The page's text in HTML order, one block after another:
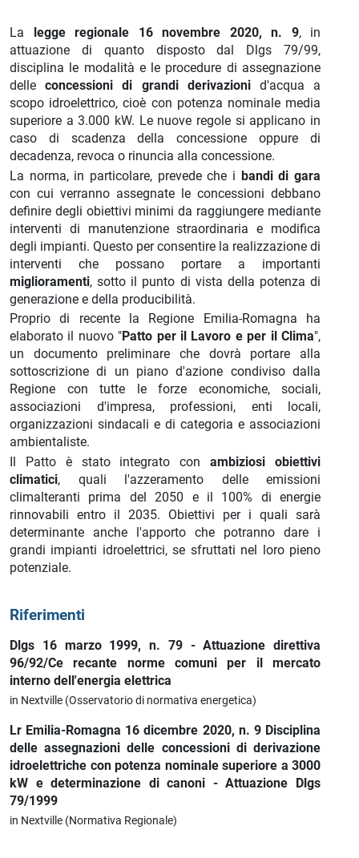
La legge regionale 16 novembre 2020, n. 9, in
attuazione di quanto disposto dal Dlgs 79/99,
disciplina le modalità e le procedure di assegnazione
delleconcessioni di grandi derivazionid'acqua a
scopo idroelettrico, cioè con potenza nominale media
superiore a 3.000 kW. Le nuove regole si applicano in
caso di scadenza della concessione oppure di
decadenza, revoca o rinuncia alla concessione.
La norma, in particolare, prevede che i bandi di gara
con cui verranno assegnate le concessioni debbano
definire degli obiettivi minimi da raggiungere mediante
interventi di manutenzione straordinaria e modifica
degli impianti. Questo per consentire la realizzazione di
interventi che possano portare a importanti
miglioramenti, sotto il punto di vista della potenza di
generazione e della producibilità.
Proprio di recente la Regione Emilia-Romagna ha
elaborato il nuovo "Patto per il Lavoro e per il Clima",
un documento preliminare che dovrà portare alla
sottoscrizione di un piano d'azione condiviso dalla
Regione con tutte le forze economiche, sociali,
associazioni d'impresa, professioni, enti locali,
organizzazioni sindacali e di categoria e associazioni
ambientaliste.
Il Patto è stato integrato conambiziosi obiettivi
climatici, quali l'azzeramento delle emissioni
climalteranti prima del 2050 e il 100% di energie
rinnovabili entro il 2035. Obiettivi per i quali sarà
determinante anche l'apporto che potranno dare i
grandi impianti idroelettrici, se sfruttati nel loro pieno
potenziale.
Riferimenti
Dlgs 16 marzo 1999, n. 79 - Attuazione direttiva
96/92/Ce recante norme comuni per il mercato
interno dell'energia elettrica
in Nextville (Osservatorio di normativa energetica)
Lr Emilia-Romagna 16 dicembre 2020, n. 9 Disciplina
delle assegnazioni delle concessioni di derivazione
idroelettriche con potenza nominale superiore a 3000
kW e determinazione di canoni - Attuazione Dlgs
79/1999
in Nextville (Normativa Regionale)